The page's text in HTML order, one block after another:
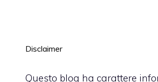
Disclaimer
Questo blog ha carattere